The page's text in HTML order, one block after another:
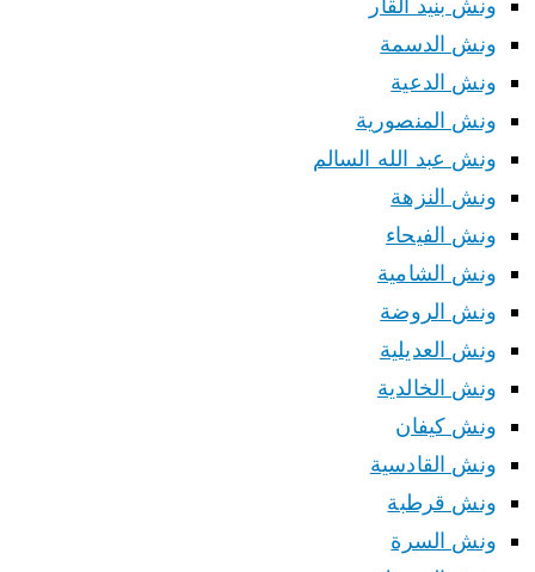
ونش الدسمة
ونش الدعية
ونش المنصورية
ونش عبد الله السالم
ونش النزهة
ونش الفيحاء
ونش الشامية
ونش الروضة
ونش العديلية
ونش الخالدية
ونش كيفان
ونش القادسية
ونش قرطبة
ونش السرة